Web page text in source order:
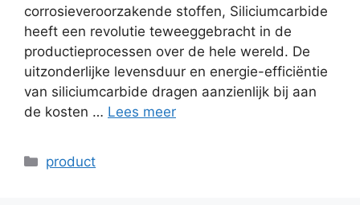
corrosieveroorzakende stoffen, Siliciumcarbide
heeft een revolutie teweeggebracht in de
productieprocessen over de hele wereld. De
uitzonderlijke levensduur en energie-efficiëntie
van siliciumcarbide dragen aanzienlijk bij aan
de kosten … Lees meer
Categorieën
product